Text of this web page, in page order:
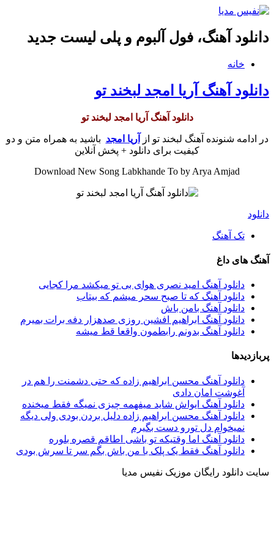
دانلود آهنگ، فول آلبوم و پلی لیست جدید
خانه
دانلود آهنگ آریا امجد لبخند تو
دانلود آهنگ آریا امجد لبخند تو
در ادامه شنونده آهنگ لبخند تو از آریا امجد باشید به همراه متن و دو
کیفیت برای دانلود + پخش آنلاین
Download New Song Labkhande To by Arya Amjad
دانلود
تک آهنگ
آهنگ های داغ
دانلود آهنگ امید نصری هوای بی تو میکشد مرا کجایی
دانلود آهنگ که تا صبح سحر میشم که بیتاب
دانلود آهنگ بامن باش
دانلود آهنگ ابراهیم افشین روزی صدهزار دفه برات بمیرم
دانلود آهنگ بدونم رابطمون واقعا قط میشه
پربازدیدها
دانلود آهنگ محسن ابراهیم زاده که حتی دشمنت را هم در
آغوشت امان دادی
دانلود آهنگ ایواش شاید میفهمه چیزی نمیگه فقط میخنده
دانلود آهنگ محسن ابراهیم زاده دلیل بردن بودی ولی دیگه
نمیخوام دل تورو دست بگیرم
دانلود آهنگ اما وقتیکه تو باشی اطاقم قصره بلوره
دانلود آهنگ فقط یک پلک با من باش بگم سر تا سرش بودی
سایت دانلود رایگان موزیک نفیس مدیا